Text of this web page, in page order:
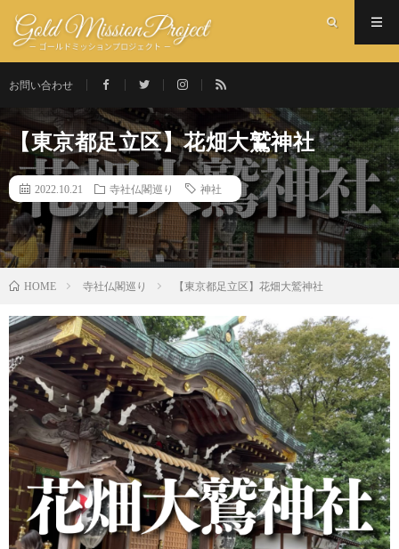
お問い合わせ
【東京都足立区】花畑大鷲神社
2022.10.21 寺社仏閣巡り 神社
HOME 寺社仏閣巡り 【東京都足立区】花畑大鷲神社